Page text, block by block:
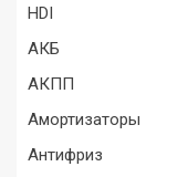
HDI
АКБ
АКПП
Амортизаторы
Антифриз